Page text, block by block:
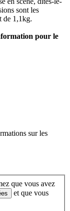
sont les
de 1,1kg.
pour le
sur les
que vous avez
et que vous